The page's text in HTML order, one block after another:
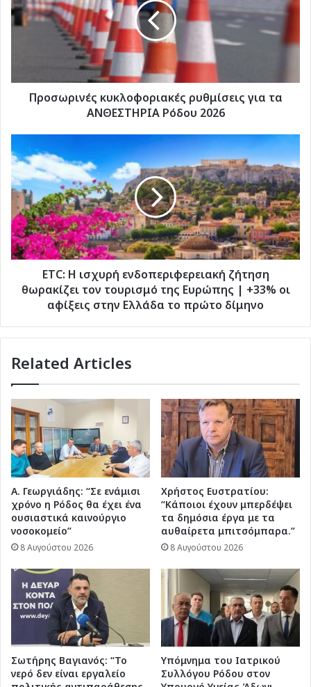
για
τα
ΑΝΘΕΣΤΗΡΙΑ
Προσωρινές κυκλοφοριακές ρυθμίσεις για τα
ΑΝΘΕΣΤΗΡΙΑ Ρόδου 2026
Η
ισχυρή
ενδοπεριφερειακή
ζήτηση
θωρακίζει
τον
τουρισμό
της
Ευρώπης
αφίξεις
Ελλάδα
πρώτο
δίμηνο
ΕΤC: Η ισχυρή ενδοπεριφερειακή ζήτηση
θωρακίζει τον τουρισμό της Ευρώπης | +33% οι
αφίξεις στην Ελλάδα το πρώτο δίμηνο
Related Articles
Α. Γεωργιάδης: “Σε ενάμισι
χρόνο η Ρόδος θα έχει ένα
ουσιαστικά καινούργιο
νοσοκομείο”
8 Αυγούστου 2026
Χρήστος Ευστρατίου:
“Κάποιοι έχουν μπερδέψει
τα δημόσια έργα με τα
αυθαίρετα μπιτσόμπαρα.”
8 Αυγούστου 2026
Σωτήρης Βαγιανός: “Το
νερό δεν είναι εργαλείο
Υπόμνημα του Ιατρικού
Συλλόγου Ρόδου στον